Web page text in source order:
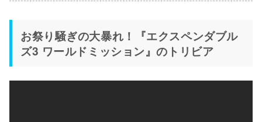
お祭り騒ぎの大暴れ！『エクスペンダブル
ズ3 ワールドミッション』のトリビア